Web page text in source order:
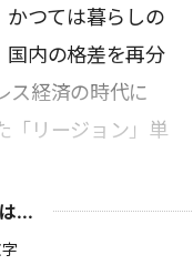
かつては暮らしの
国内の格差を再分
ス経済の時代に
「リージョン」単
...